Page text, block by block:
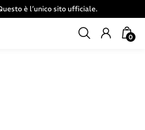
è l’unico sito ufficiale.
0